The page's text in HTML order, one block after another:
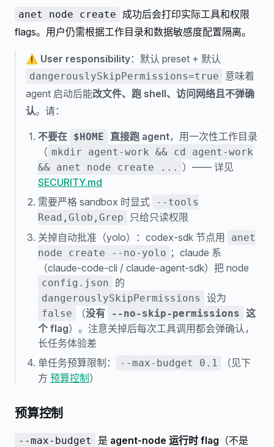
anet node create
成功后会打印实际工具和权限
flags。用户仍需根据工作目录和数据敏感度配置隔离。
⚠ User responsibility：默认 preset + 默认
dangerouslySkipPermissions=true
意味着
agent 启动后能改文件、跑 shell、访问网络且不弹确
认。请：
不要在 $HOME 直接跑 agent，用一次性工作目录
（ mkdir agent-work && cd agent-work
&& anet node create ... ）—— 详见
SECURITY.md
需要严格 sandbox 时显式
--tools
Read,Glob,Grep
只给只读权限
关掉自动批准（yolo）：codex-sdk 节点用
anet
node create --no-yolo ；claude 系
（claude-code-cli / claude-agent-sdk）把 node
config.json 的
dangerouslySkipPermissions 设为
false （没有 --no-skip-permissions 这
个 flag）。注意关掉后每次工具调用都会弹确认，
长任务体验差
单任务预算限制：
--max-budget 0.1
（见下
方 预算控制 ）
预算控制
--max-budget 是 agent-node 运行时 flag （不是